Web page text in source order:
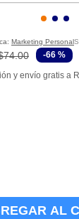
Marketing Personal
74.00 -66 %
y envío gratis a
AL